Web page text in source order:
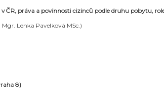
ČR, práva a povinnosti cizinců podle druhu pobytu,
Mgr. Lenka Pavelková MSc.)
8)